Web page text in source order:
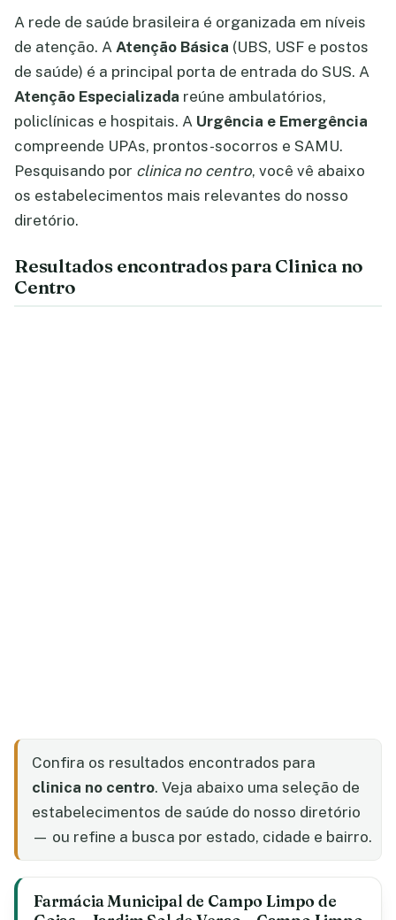
A rede de saúde brasileira é organizada em níveis
de atenção. A Atenção Básica (UBS, USF e postos
de saúde) é a principal porta de entrada do SUS. A
Atenção Especializada reúne ambulatórios,
policlínicas e hospitais. A Urgência e Emergência
compreende UPAs, prontos-socorros e SAMU.
Pesquisando por clinica no centro, você vê abaixo
os estabelecimentos mais relevantes do nosso
diretório.
Resultados encontrados para Clinica no
Centro
Confira os resultados encontrados para
clinica no centro. Veja abaixo uma seleção de
estabelecimentos de saúde do nosso diretório
— ou refine a busca por estado, cidade e bairro.
Farmácia Municipal de Campo Limpo de